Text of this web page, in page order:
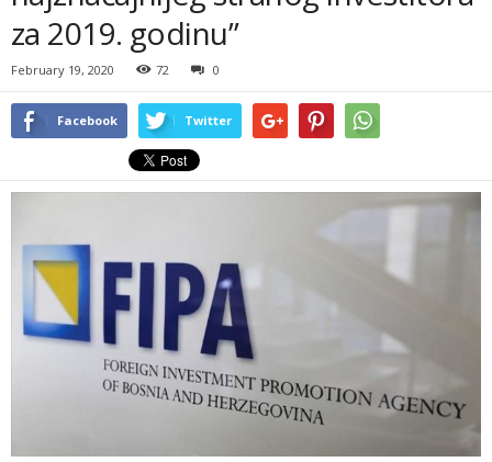
za 2019. godinu”
February 19, 2020 72 0
Facebook Twitter